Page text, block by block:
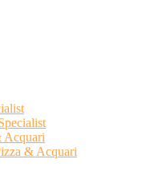
Acquari
& Acquari